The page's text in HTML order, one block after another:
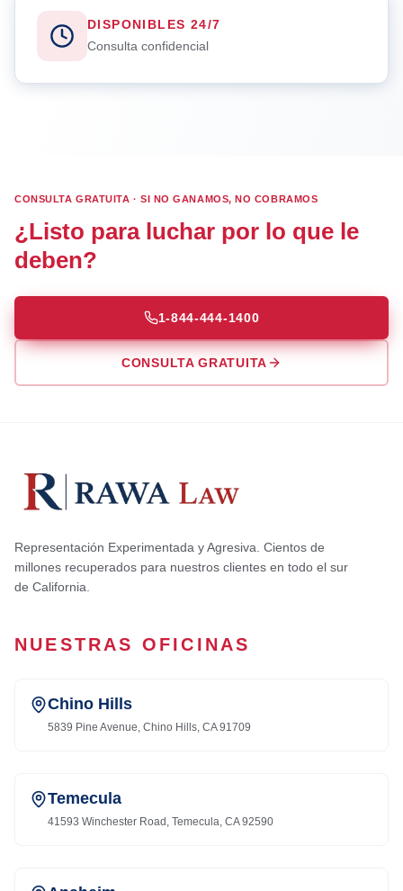
DISPONIBLES 24/7
Consulta confidencial
CONSULTA GRATUITA · SI NO GANAMOS, NO COBRAMOS
¿Listo para luchar por lo que le
deben?
1-844-444-1400
CONSULTA GRATUITA
Representación Experimentada y Agresiva. Cientos de
millones recuperados para nuestros clientes en todo el sur
de California.
NUESTRAS OFICINAS
Chino Hills
5839 Pine Avenue, Chino Hills, CA 91709
Temecula
41593 Winchester Road, Temecula, CA 92590